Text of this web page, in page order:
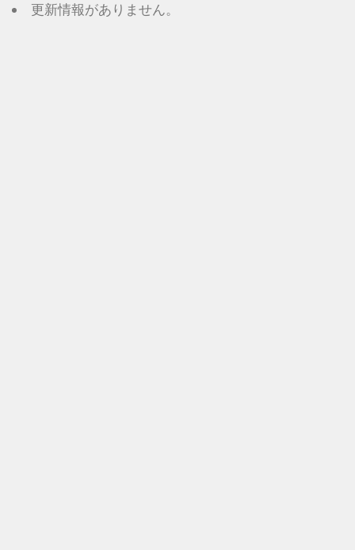
更新情報がありません。